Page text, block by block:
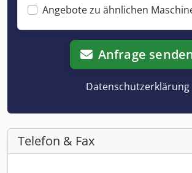
Angebote zu ähnlichen
Anfrage
Datenschutzerklärung
Telefon & Fax